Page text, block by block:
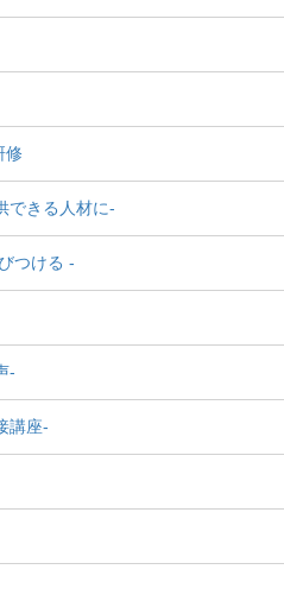
修
できる人材に-
つける -
-
講座-